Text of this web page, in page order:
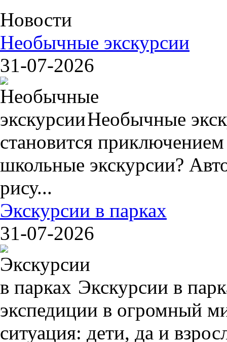
Новости
Необычные экскурсии
31-07-2026
Необычные
становится
школьные экскурсии?
рису...
Экскурсии в парках
31-07-2026
Экскурсии в
экспедиции в огромный
ситуация: дети, да и